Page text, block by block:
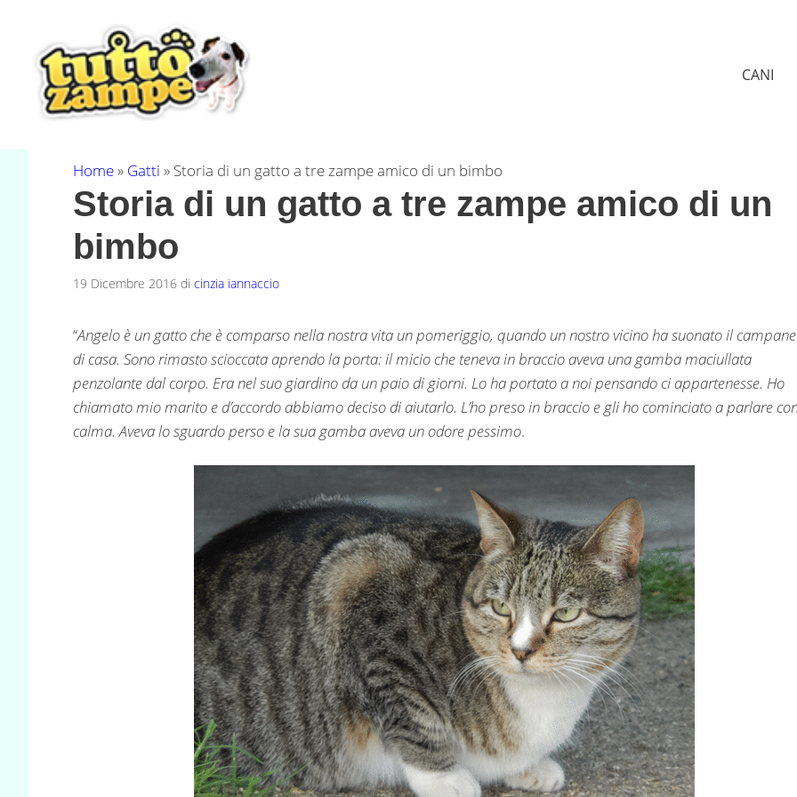
contenuto
CANI
Home» Gatti » Storia di un gatto a tre zampe amico di un bimbo
Storia di un gatto a tre zampe amico di un
bimbo
19 Dicembre 2016 di cinzia iannaccio
“Angelo è un gatto che è comparso nella nostra vita un pomeriggio, quando un nostro vicino ha suonato il
di casa. Sono rimasto scioccata aprendo la porta: il micio che teneva in braccio aveva una gamba maciullata
penzolante dal corpo. Era nel suo giardino da un paio di giorni. Lo ha portato a noi pensando ci appartenesse. Ho
chiamato mio marito e d’accordo abbiamo deciso di aiutarlo. L’ho preso in braccio e gli ho cominciato a parlare
calma. Aveva lo sguardo perso e la sua gamba aveva un odore pessimo.